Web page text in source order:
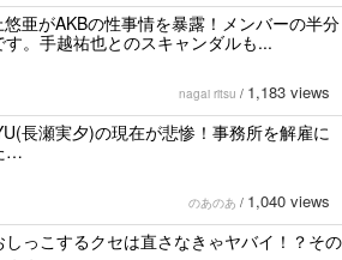
悠亜がAKBの性事情を暴露！メンバーの半分
す。手越祐也とのスキャンダルも...
nagai ritsu / 1,183 views
長瀬実夕)の現在が悲惨！事務所を解雇に
…
のあのあ / 1,040 views
しっこするクセは直さなきゃヤバイ！？その